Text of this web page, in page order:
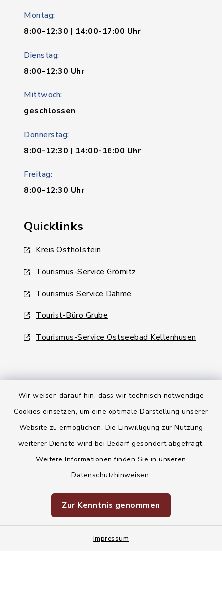
Wir weisen darauf hin, dass wir technisch notwendige
Cookies einsetzen, um eine optimale Darstellung unserer
Website zu ermöglichen. Die Einwilligung zur Nutzung
weiterer Dienste wird bei Bedarf gesondert abgefragt.
Weitere Informationen finden Sie in unseren
Datenschutzhinweisen.
Zur Kenntnis genommen
Impressum
Montag:
8:00-12:30 | 14:00-17:00 Uhr
Dienstag:
8:00-12:30 Uhr
Mittwoch:
geschlossen
Donnerstag:
8:00-12:30 | 14:00-16:00 Uhr
Freitag:
8:00-12:30 Uhr
Quicklinks
Kreis Ostholstein
Tourismus-Service Grömitz
Tourismus Service Dahme
Tourist-Büro Grube
Tourismus-Service Ostseebad Kellenhusen
Kontakt
Datenschutz
Impressum
Sitemap